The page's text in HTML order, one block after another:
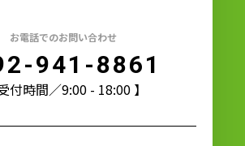
お電話でのお問い合わせ
941-8861
受付時間／9:00 - 18:00 】